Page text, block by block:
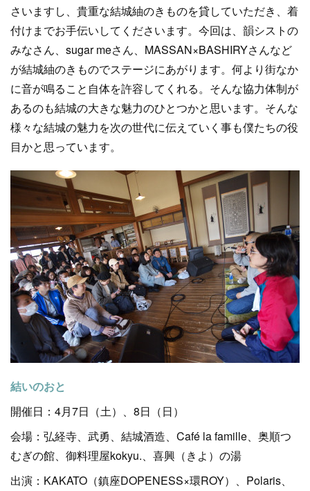
さいますし、貴重な結城紬のきものを貸していただき、着
付けまでお手伝いしてくださいます。今回は、韻シストの
みなさん、sugar meさん、MASSAN×BASHIRYさんなど
が結城紬のきものでステージにあがります。何より街なか
に音が鳴ること自体を許容してくれる。そんな協力体制が
あるのも結城の大きな魅力のひとつかと思います。そんな
様々な結城の魅力を次の世代に伝えていく事も僕たちの役
目かと思っています。
結いのおと
開催日：4月7日（土）、8日（日）
会場：弘経寺、武勇、結城酒造、Café la famille、奥順つ
むぎの館、御料理屋kokyu.、喜興（きよ）の湯
出演：KAKATO（鎮座DOPENESS×環ROY）、Polaris、